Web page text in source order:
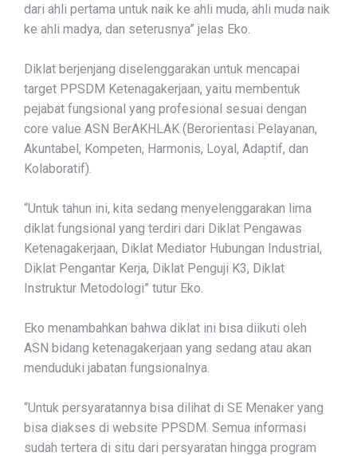
dari ahli pertama untuk naik ke ahli muda, ahli muda naik
ke ahli madya, dan seterusnya” jelas Eko.
Diklat berjenjang diselenggarakan untuk mencapai
target PPSDM Ketenagakerjaan, yaitu membentuk
pejabat fungsional yang profesional sesuai dengan
core value ASN BerAKHLAK (Berorientasi Pelayanan,
Akuntabel, Kompeten, Harmonis, Loyal, Adaptif, dan
Kolaboratif).
“Untuk tahun ini, kita sedang menyelenggarakan lima
diklat fungsional yang terdiri dari Diklat Pengawas
Ketenagakerjaan, Diklat Mediator Hubungan Industrial,
Diklat Pengantar Kerja, Diklat Penguji K3, Diklat
Instruktur Metodologi” tutur Eko.
Eko menambahkan bahwa diklat ini bisa diikuti oleh
ASN bidang ketenagakerjaan yang sedang atau akan
menduduki jabatan fungsionalnya.
“Untuk persyaratannya bisa dilihat di SE Menaker yang
bisa diakses di website PPSDM. Semua informasi
sudah tertera di situ dari persyaratan hingga program